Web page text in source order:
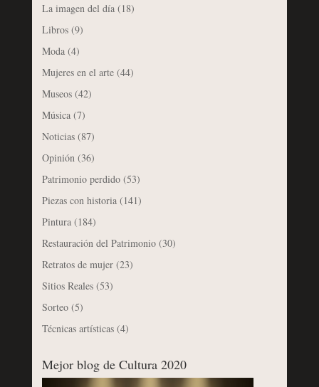
La imagen del día(18)
Libros(9)
Moda(4)
Mujeres en el arte(44)
Museos(42)
Música(7)
Noticias(87)
Opinión(36)
Patrimonio perdido(53)
Piezas con historia(141)
Pintura(184)
Restauración del Patrimonio(30)
Retratos de mujer(23)
Sitios Reales(53)
Sorteo(5)
Técnicas artísticas(4)
Mejor blog de Cultura 2020